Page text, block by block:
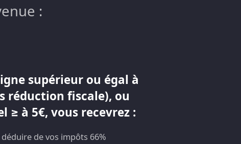
:
supérieur ou égal à
réduction fiscale), ou
≥ à 5€, vous recevrez :
de vos impôts 66%